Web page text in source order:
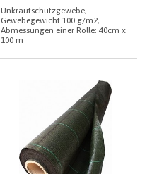
Unkrautschutzgewebe,
Gewebegewicht 100 g/m2,
Abmessungen einer Rolle: 40cm x
100 m